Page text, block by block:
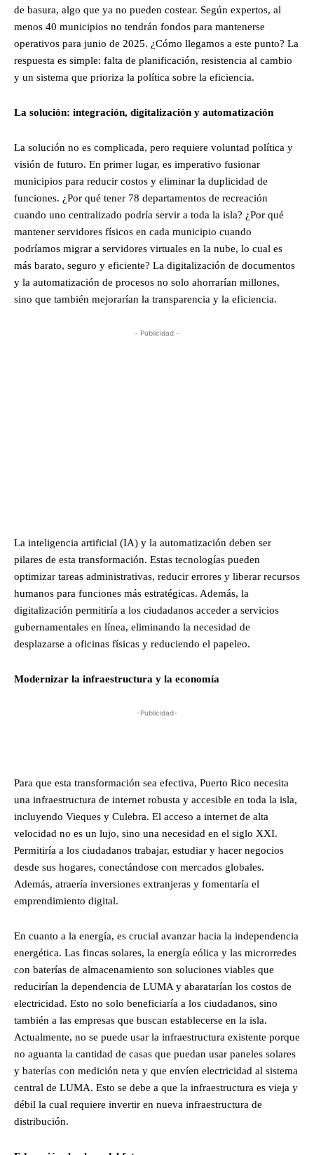
de basura, algo que ya no pueden costear. Según expertos, al
menos 40 municipios no tendrán fondos para mantenerse
operativos para junio de 2025. ¿Cómo llegamos a este punto? La
respuesta es simple: falta de planificación, resistencia al cambio
y un sistema que prioriza la política sobre la eficiencia.
La solución: integración, digitalización y automatización
La solución no es complicada, pero requiere voluntad política y
visión de futuro. En primer lugar, es imperativo fusionar
municipios para reducir costos y eliminar la duplicidad de
funciones. ¿Por qué tener 78 departamentos de recreación
cuando uno centralizado podría servir a toda la isla? ¿Por qué
mantener servidores físicos en cada municipio cuando
podríamos migrar a servidores virtuales en la nube, lo cual es
más barato, seguro y eficiente? La digitalización de documentos
y la automatización de procesos no solo ahorrarían millones,
sino que también mejorarían la transparencia y la eficiencia.
- Publicidad -
La inteligencia artificial (IA) y la automatización deben ser
pilares de esta transformación. Estas tecnologías pueden
optimizar tareas administrativas, reducir errores y liberar recursos
humanos para funciones más estratégicas. Además, la
digitalización permitiría a los ciudadanos acceder a servicios
gubernamentales en línea, eliminando la necesidad de
desplazarse a oficinas físicas y reduciendo el papeleo.
Modernizar la infraestructura y la economía
-Publicidad-
Para que esta transformación sea efectiva, Puerto Rico necesita
una infraestructura de internet robusta y accesible en toda la isla,
incluyendo Vieques y Culebra. El acceso a internet de alta
velocidad no es un lujo, sino una necesidad en el siglo XXI.
Permitiría a los ciudadanos trabajar, estudiar y hacer negocios
desde sus hogares, conectándose con mercados globales.
Además, atraería inversiones extranjeras y fomentaría el
emprendimiento digital.
En cuanto a la energía, es crucial avanzar hacia la independencia
energética. Las fincas solares, la energía eólica y las microrredes
con baterías de almacenamiento son soluciones viables que
reducirían la dependencia de LUMA y abaratarían los costos de
electricidad. Esto no solo beneficiaría a los ciudadanos, sino
también a las empresas que buscan establecerse en la isla.
Actualmente, no se puede usar la infraestructura existente porque
no aguanta la cantidad de casas que puedan usar paneles solares
y baterías con medición neta y que envíen electricidad al sistema
central de LUMA. Esto se debe a que la infraestructura es vieja y
débil la cual requiere invertir en nueva infraestructura de
distribución.